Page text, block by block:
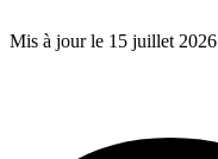
Mis à jour le 15 juillet 2026